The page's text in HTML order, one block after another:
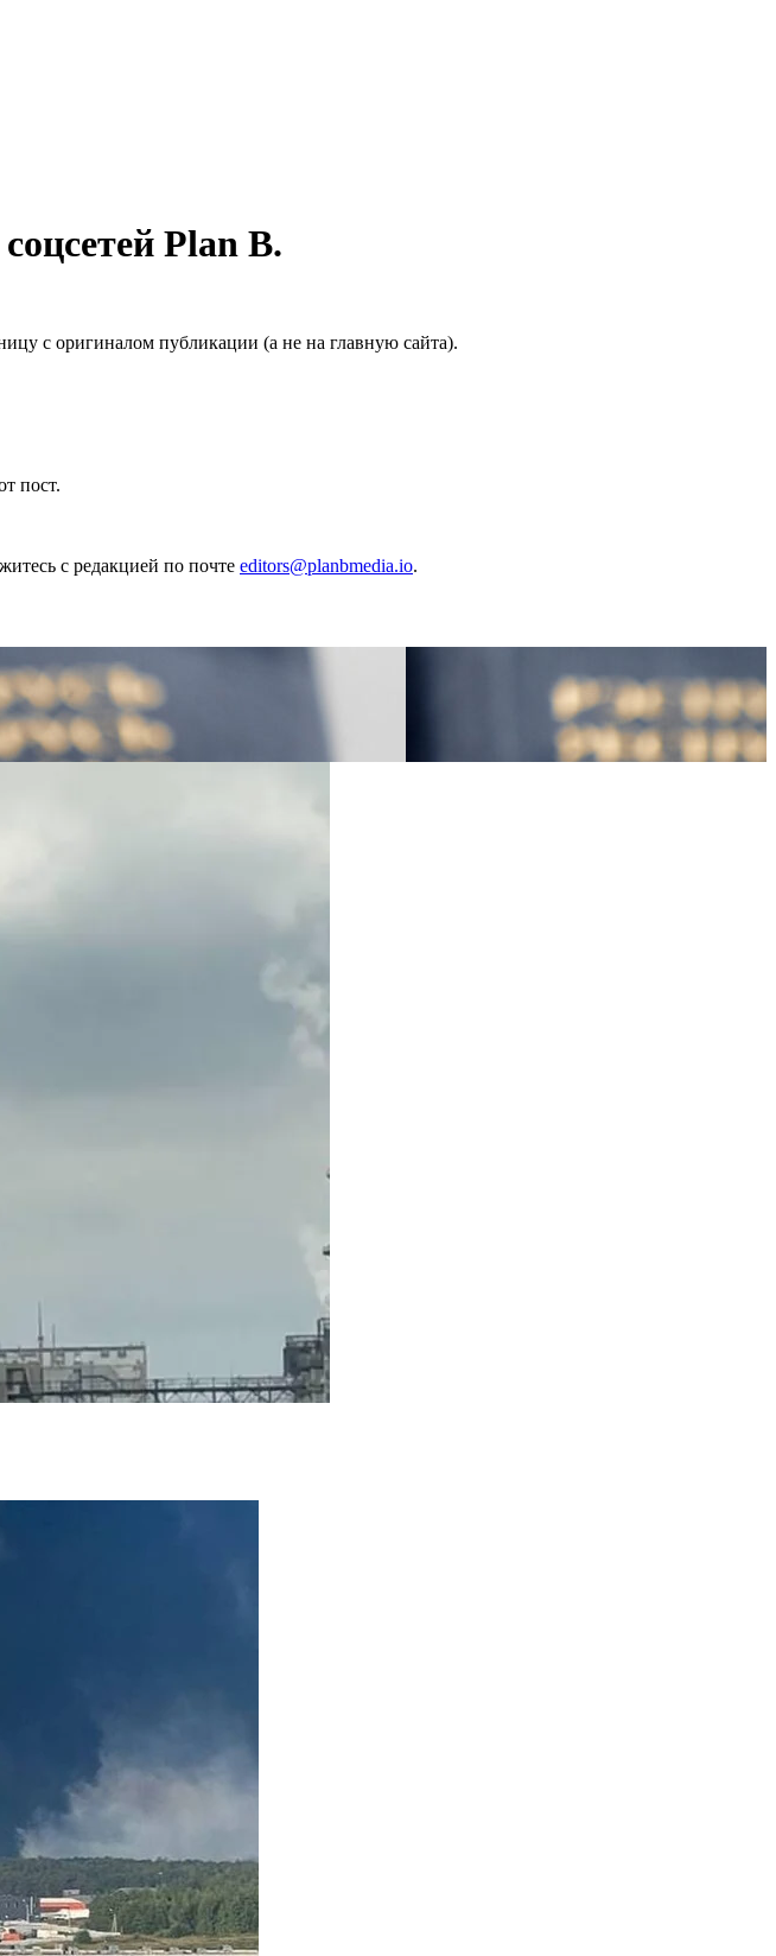
Plan B.
с оригиналом публикации (а не на главную сайта).
пост.
с редакцией по почте editors@planbmedia.io.